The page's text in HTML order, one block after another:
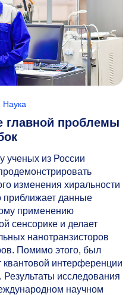
Наука
главной проблемы
ученых из России
изменения хиральности
приближает данные
применению
сенсорике и делает
нанотранзисторов
Помимо этого, был
интерференции
исследования
научном